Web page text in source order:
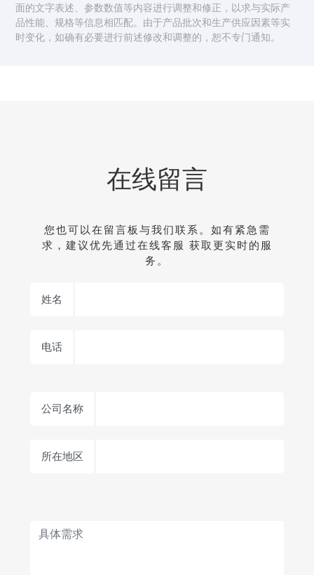
面的文字表述、参数数值等内容进行调整和修正，以求与实际产
品性能、规格等信息相匹配。由于产品批次和生产供应因素等实
时变化，如确有必要进行前述修改和调整的，恕不专门通知。
在线留言
您也可以在留言板与我们联系。如有紧急需
求，建议优先通过在线客服 获取更实时的服
务。
姓名
电话
公司名称
所在地区